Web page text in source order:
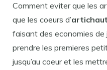
Comment eviter que les
que les coeurs d’
faisant des economies de
prendre les premieres
jusqu’au coeur et les